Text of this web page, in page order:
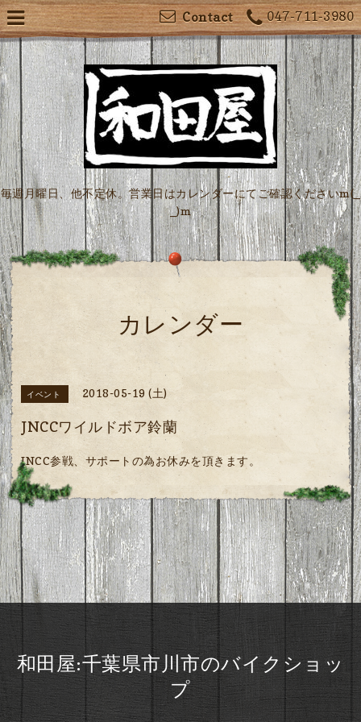
047-711-3980
Contact
毎週月曜日、他不定休。営業日はカレンダーにてご確認くださいm(_
_)m
カレンダー
イベント 2018-05-19 (土)
JNCCワイルドボア鈴蘭
JNCC参戦、サポートの為お休みを頂きます。
和田屋:千葉県市川市のバイクショッ
プ